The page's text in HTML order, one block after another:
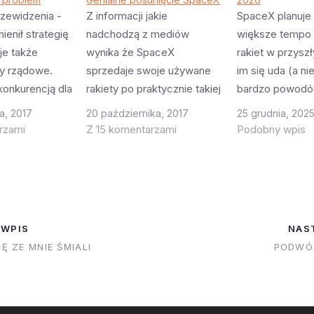
-
strategię
także
rządowe.
dla
w planach
od Blue
2017
Z informacji jakie
nadchodzą z mediów
wynika że SpaceX
sprzedaje swoje używane
rakiety po praktycznie takiej
samej cenie jak nowe. Tak,
są jakieś minimalne upusty
praktycznie
20 października, 2017
Z 15 komentarzami
SpaceX
większe
rakiet w
im się uda (a
bardzo
których nie było
możliwe) to
25 grudnia, 2025
Podobny wpis
ZE MNIE ŚMIALI